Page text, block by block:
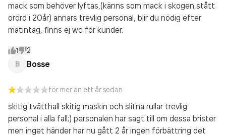
mack som behöver lyftas,(känns som mack i skogen,stått
orörd i 20år) annars trevlig personal, blir du nödig efter
matintag, finns ej wc för kunder.
1 2
B Bosse
för mer än ett år sedan
skitig tvätthall skitig maskin och slitna rullar trevlig
personal i alla fall;) personalen har sagt till om dessa brister
men inget händer har nu gått 2 år ingen förbättring det